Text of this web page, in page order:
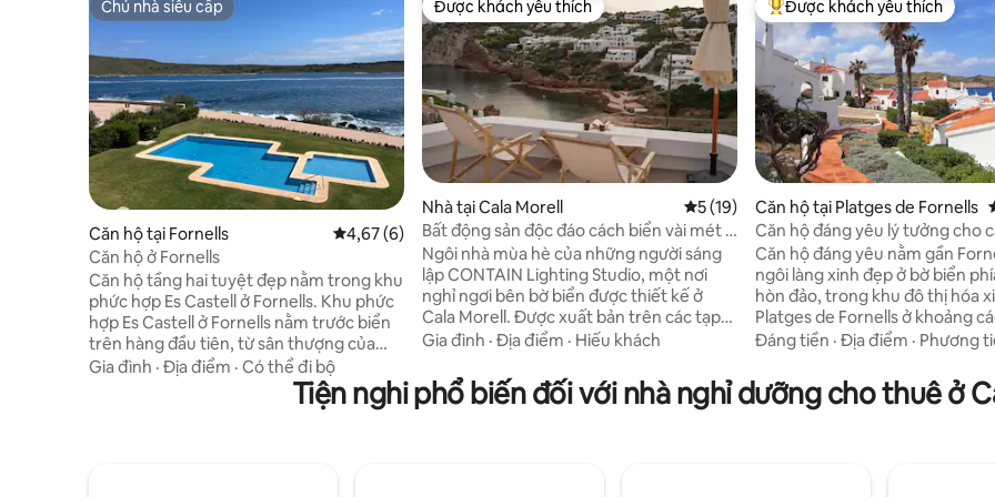
Chủ nhà siêu cấp
Chủ nhà siêu cấp
Căn hộ tại Fornells Xếp hạng trung bình 4,67/5, 6 đánh giá
4,67 (6)
Căn hộ ở Fornells
Căn hộ tầng hai tuyệt đẹp nằm trong khu
phức hợp Es Castell ở Fornells. Khu phức
hợp Es Castell ở Fornells nằm trước biển
trên hàng đầu tiên, từ sân thượng của
các căn hộ, bạn có thể ngắm nhìn khung
cảnh ngoạn mục trên vịnh Fornells. Có
hồ bơi tuyệt đẹp bên bờ biển và khu vực
Gia đình · Địa điểm · Có thể đi bộ
Được khách yêu thích
Được khách yêu thích
Nhà tại Cala Morell Xếp hạng trung bình 5/5, 19 đánh giá
5 (19)
Bất động sản độc đáo cách biển vài mét ở
Menorca
Ngôi nhà mùa hè của những người sáng
lập CONTAIN Lighting Studio, một nơi
nghỉ ngơi bên bờ biển được thiết kế ở
Cala Morell. Được xuất bản trên các tạp
chí như Kiến trúc và Thiết kế, nó đã được
chất lượng hàng đầu và sự chú ý đặc biệt
đến ánh sáng và chi tiết. Cách nước vài
Gia đình · Địa điểm · Hiếu khách
Được khách yêu thích nhất
Được khách yêu thích
Căn hộ tại Platges de Fornells
Căn hộ đáng yêu lý tưởng cho
Căn hộ đáng yêu nằm gần
ngôi làng xinh đẹp ở bờ biển
hòn đảo, trong khu đô thị hóa
Platges de Fornells ở khoảng
nửa từ tất cả các điểm phổ
là một nơi hoàn hảo để thư
yên tĩnh và có tầm nhìn đẹp ra
Đáng tiền · Địa điểm · Phương
Tiện nghi phổ biến đối với nhà nghỉ dưỡng cho thuê ở